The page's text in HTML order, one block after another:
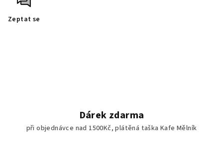
Zeptat se
Dárek zdarma
při objednávce nad 1500Kč, plátěná taška Kafe Mělník